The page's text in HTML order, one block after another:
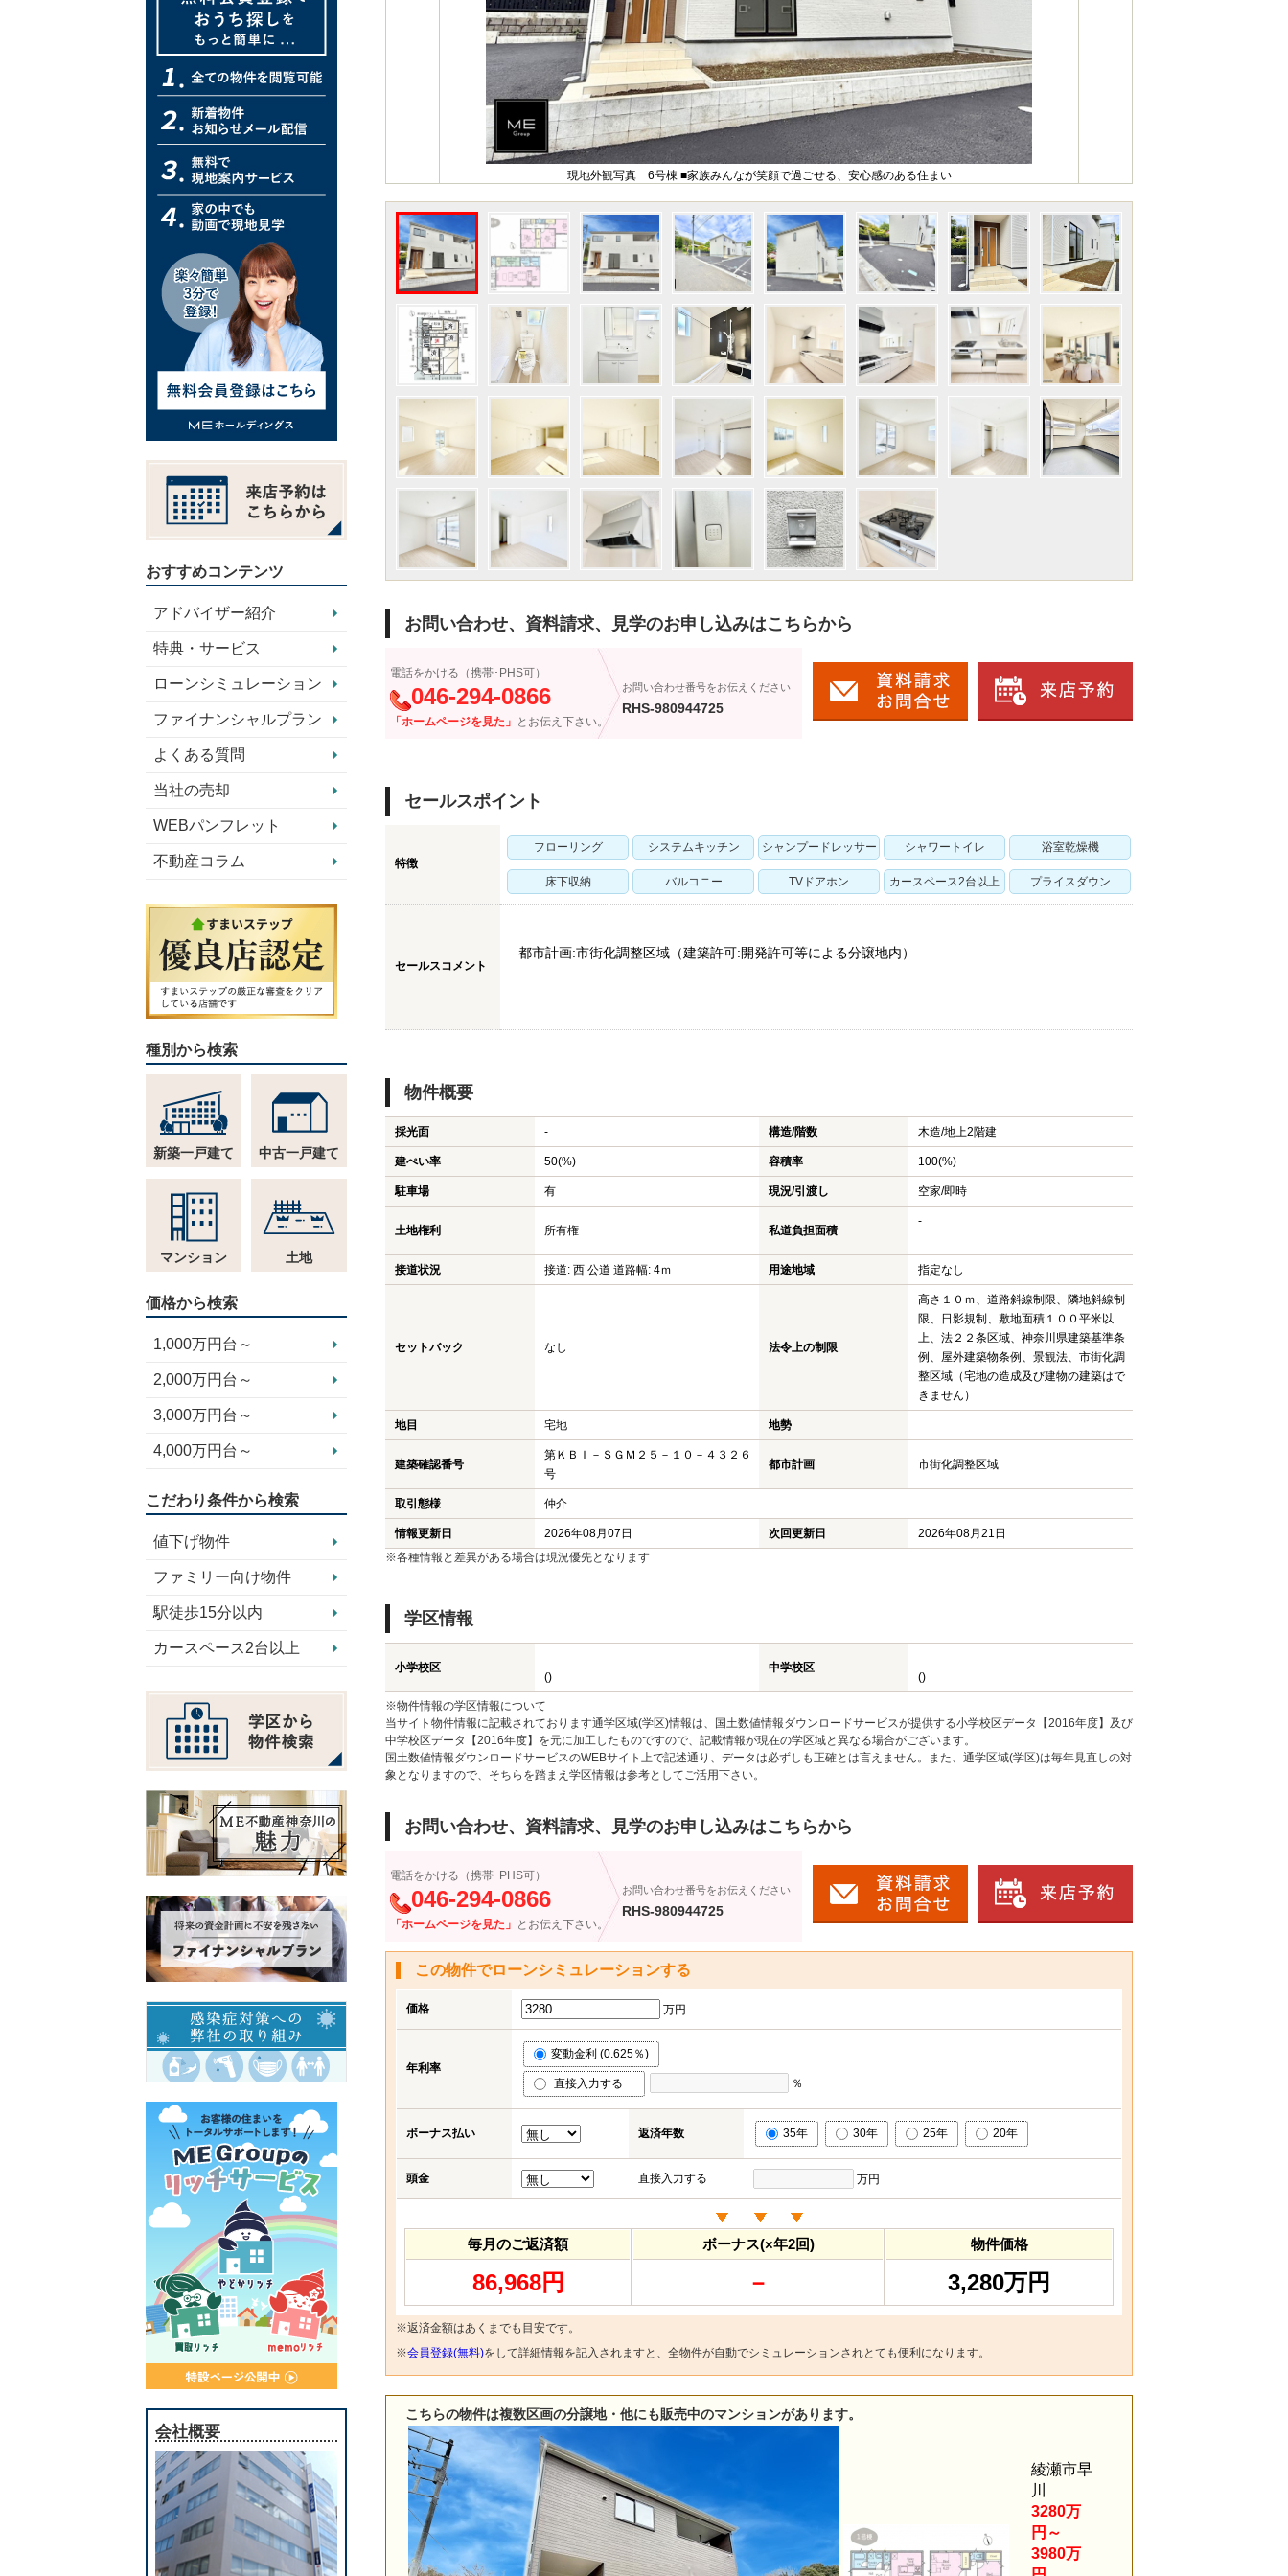
現地外観写真 6号棟 ■家族みんなが笑顔で過ごせる、安心感のある住まい
お問い合わせ、資料請求、見学のお申し込みはこちらから
電話をかける（携帯･PHS可）
046-294-0866
「ホームページを見た」 とお伝え下さい。
お問い合わせ番号をお伝えください
RHS-980944725
セールスポイント
特徴
フローリング システムキッチン シャンプードレッサー シャワートイレ 浴室乾燥機
床下収納 バルコニー TVドアホン カースペース2台以上 プライスダウン
セールスコメント
都市計画:市街化調整区域（建築許可:開発許可等による分譲地内）
物件概要
採光面 - 構造/階数 木造/地上2階建
建ぺい率 50(%) 容積率 100(%)
駐車場 有 現況/引渡し 空家/即時
土地権利 所有権 私道負担面積
-
接道状況 接道: 西 公道 道路幅: 4ｍ 用途地域 指定なし
セットバック なし 法令上の制限
高さ１０ｍ、道路斜線制限、隣地斜線制
限、日影規制、敷地面積１００平米以
上、法２２条区域、神奈川県建築基準条
例、屋外建築物条例、景観法、市街化調
整区域（宅地の造成及び建物の建築はで
きません）
地目 宅地 地勢
建築確認番号
第ＫＢＩ－ＳＧＭ２５－１０－４３２６
号
都市計画 市街化調整区域
取引態様 仲介
情報更新日 2026年08月07日 次回更新日
2026年08月21日
※各種情報と差異がある場合は現況優先となります
学区情報
小学校区
()
中学校区
()
※物件情報の学区情報について
当サイト物件情報に記載されております通学区域(学区)情報は、国土数値情報ダウンロードサービスが提供する小学校区データ【2016年度】及び
中学校区データ【2016年度】を元に加工したものですので、記載情報が現在の学区域と異なる場合がございます。
国土数値情報ダウンロードサービスのWEBサイト上で記述通り、データは必ずしも正確とは言えません。また、通学区域(学区)は毎年見直しの対
象となりますので、そちらを踏まえ学区情報は参考としてご活用下さい。
お問い合わせ、資料請求、見学のお申し込みはこちらから
電話をかける（携帯･PHS可）
046-294-0866
「ホームページを見た」 とお伝え下さい。
お問い合わせ番号をお伝えください
RHS-980944725
この物件でローンシミュレーションする
価格 万円
年利率
変動金利 (0.625％)
直接入力する ％
ボーナス払い 返済年数 35年 30年 25年 20年
頭金 直接入力する 万円
毎月のご返済額
86,968円
ボーナス(×年2回)
－
物件価格
3,280万円
※返済金額はあくまでも目安です。
※会員登録(無料)をして詳細情報を記入されますと、全物件が自動でシミュレーションされとても便利になります。
こちらの物件は複数区画の分譲地・他にも販売中のマンションがあります。
綾瀬市早
川
3280万
円～
3980万
おすすめコンテンツ
アドバイザー紹介
特典・サービス
ローンシミュレーション
ファイナンシャルプラン
よくある質問
当社の売却
WEBパンフレット
不動産コラム
種別から検索
新築一戸建て 中古一戸建て
マンション 土地
価格から検索
1,000万円台～
2,000万円台～
3,000万円台～
4,000万円台～
こだわり条件から検索
値下げ物件
ファミリー向け物件
駅徒歩15分以内
カースペース2台以上
会社概要